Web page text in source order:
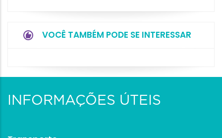
VOCÊ TAMBÉM PODE SE INTERESSAR
INFORMAÇÕES ÚTEIS